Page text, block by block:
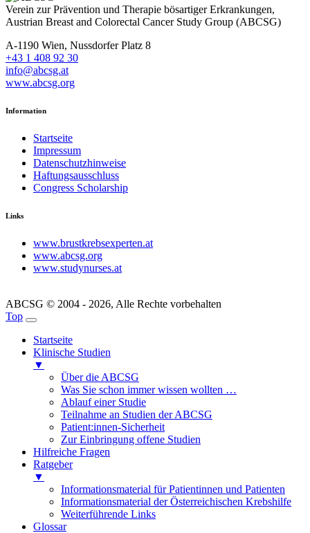
Verein zur Prävention und Therapie bösartiger Erkrankungen,
Austrian Breast and Colorectal Cancer Study Group (ABCSG)
A-1190 Wien, Nussdorfer Platz 8
+43 1 408 92 30
info@abcsg.at
www.abcsg.org
Information
Startseite
Impressum
Datenschutzhinweise
Haftungsausschluss
Congress Scholarship
Links
www.brustkrebsexperten.at
www.abcsg.org
www.studynurses.at
ABCSG © 2004 - 2026, Alle Rechte vorbehalten
Top
Startseite
Klinische Studien
▼
Über die ABCSG
Was Sie schon immer wissen wollten …
Ablauf einer Studie
Teilnahme an Studien der ABCSG
Patient:innen-Sicherheit
Zur Einbringung offene Studien
Hilfreiche Fragen
Ratgeber
▼
Informationsmaterial für Patientinnen und Patienten
Informationsmaterial der Österreichischen Krebshilfe
Weiterführende Links
Glossar